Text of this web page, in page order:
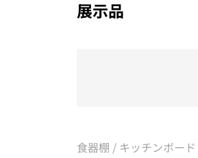
展示品
食器棚 / キッチンボード